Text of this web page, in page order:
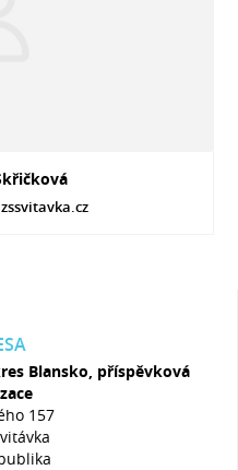
Blansko, příspěvková
157